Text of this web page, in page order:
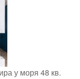
у моря 48 кв.